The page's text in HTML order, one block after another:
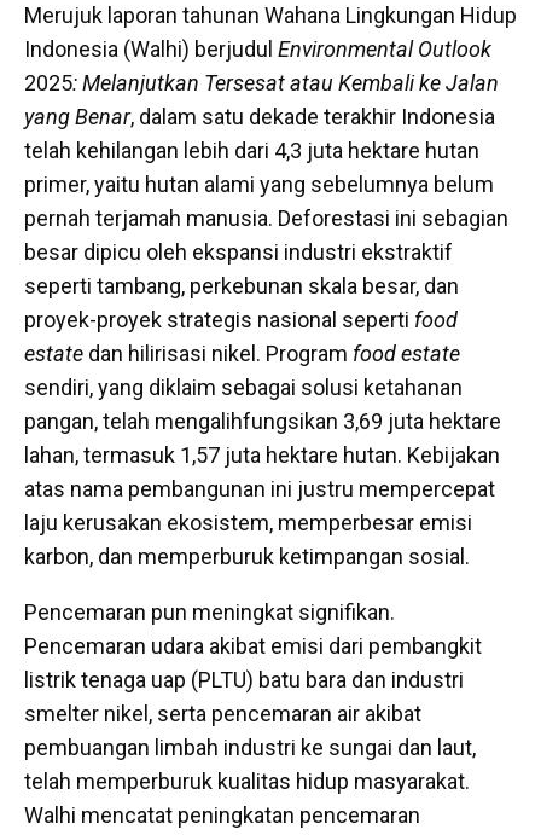
Merujuk laporan tahunan Wahana Lingkungan Hidup
Indonesia (Walhi) berjudul Environmental Outlook
2025: Melanjutkan Tersesat atau Kembali ke Jalan
yang Benar, dalam satu dekade terakhir Indonesia
telah kehilangan lebih dari 4,3 juta hektare hutan
primer, yaitu hutan alami yang sebelumnya belum
pernah terjamah manusia. Deforestasi ini sebagian
besar dipicu oleh ekspansi industri ekstraktif
seperti tambang, perkebunan skala besar, dan
proyek-proyek strategis nasional seperti food
estate dan hilirisasi nikel. Program food estate
sendiri, yang diklaim sebagai solusi ketahanan
pangan, telah mengalihfungsikan 3,69 juta hektare
lahan, termasuk 1,57 juta hektare hutan. Kebijakan
atas nama pembangunan ini justru mempercepat
laju kerusakan ekosistem, memperbesar emisi
karbon, dan memperburuk ketimpangan sosial.
Pencemaran pun meningkat signifikan.
Pencemaran udara akibat emisi dari pembangkit
listrik tenaga uap (PLTU) batu bara dan industri
smelter nikel, serta pencemaran air akibat
pembuangan limbah industri ke sungai dan laut,
telah memperburuk kualitas hidup masyarakat.
Walhi mencatat peningkatan pencemaran